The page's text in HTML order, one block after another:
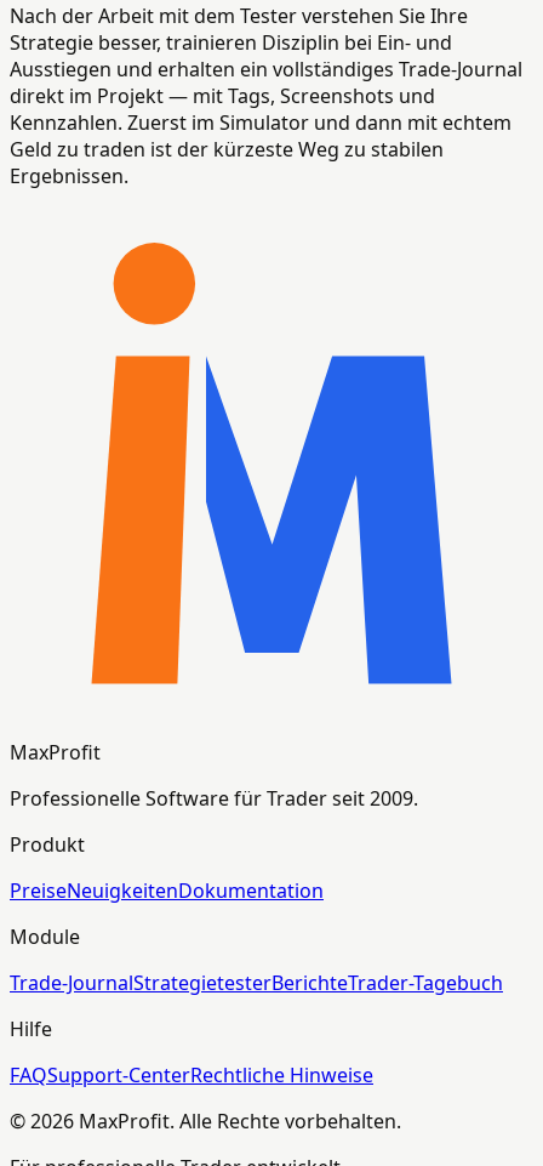
Nach der Arbeit mit dem Tester verstehen Sie Ihre
Strategie besser, trainieren Disziplin bei Ein- und
Ausstiegen und erhalten ein vollständiges Trade-Journal
direkt im Projekt — mit Tags, Screenshots und
Kennzahlen. Zuerst im Simulator und dann mit echtem
Geld zu traden ist der kürzeste Weg zu stabilen
Ergebnissen.
MaxProfit
Professionelle Software für Trader seit 2009.
Produkt
PreiseNeuigkeitenDokumentation
Module
Trade-JournalStrategietesterBerichteTrader-Tagebuch
Hilfe
FAQSupport-CenterRechtliche Hinweise
© 2026 MaxProfit. Alle Rechte vorbehalten.